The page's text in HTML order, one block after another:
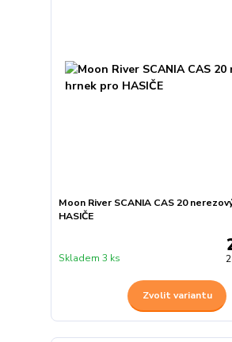
Moon River SCANIA CAS 20
HASIČE
Skladem 3 ks
Zvolit variantu